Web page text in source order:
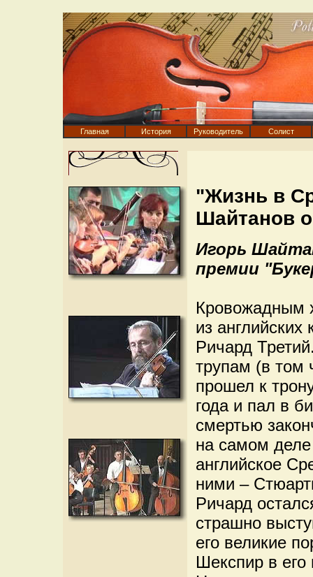
Главная История Руководитель Солист
"Жизнь в
Шайтанов
Игорь
премии
Кровожадным
из
Ричард
трупам (в том
прошел к
года и пал в
смертью
на самом
английское
ними –
Ричард
страшно
его великие
Шекспир в его